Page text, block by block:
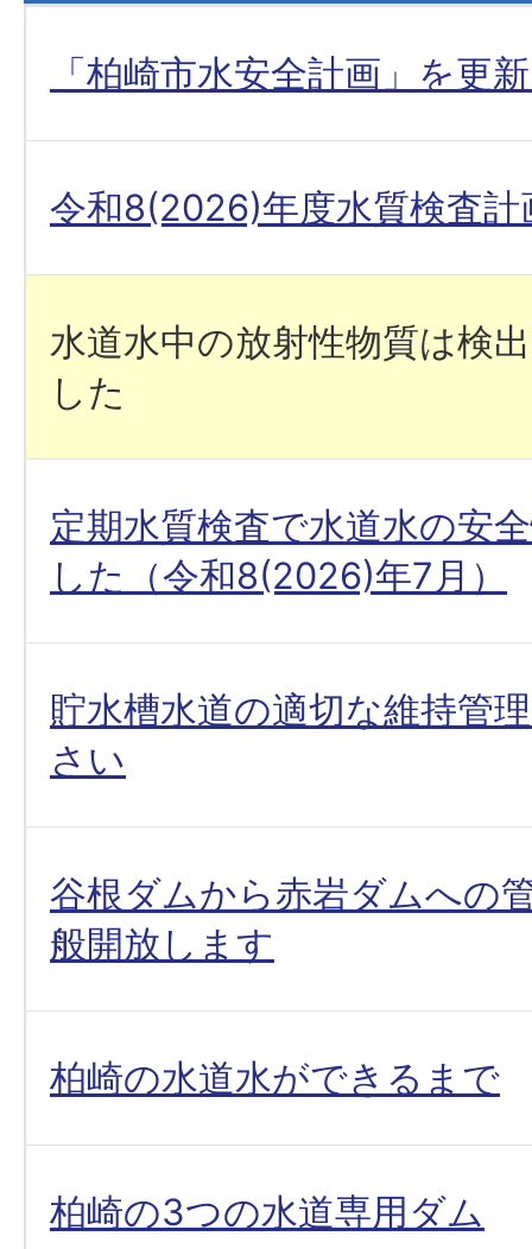
「柏崎市水安全計画」を更
令和8(2026)年度水質検査計
水道水中の放射性物質は検
した
定期水質検査で水道水の安
した（令和8(2026)年7月）
貯水槽水道の適切な維持管
さい
谷根ダムから赤岩ダムへの
般開放します
柏崎の水道水ができるまで
柏崎の3つの水道専用ダム